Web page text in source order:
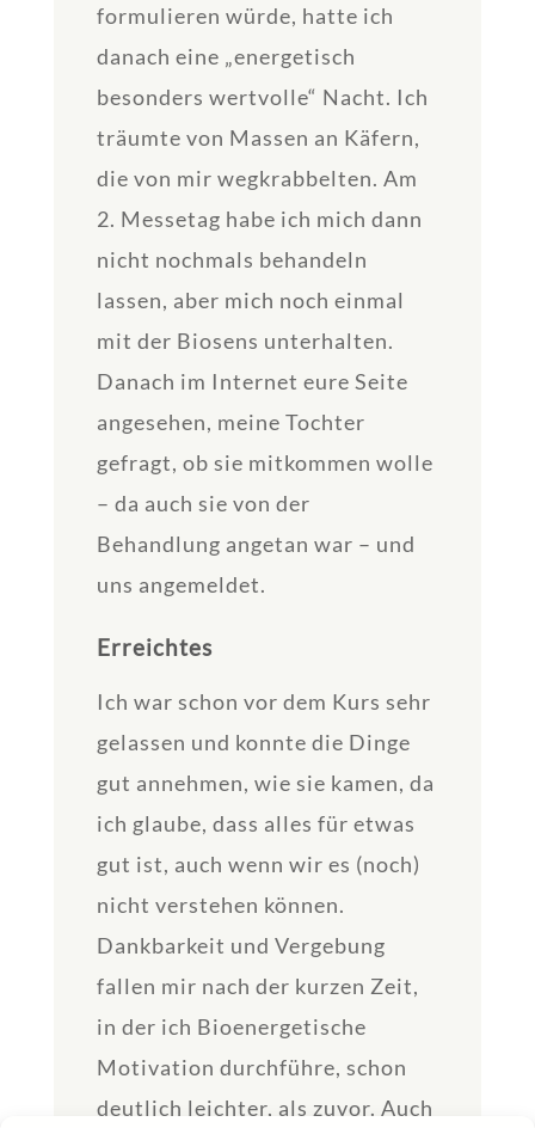
formulieren würde, hatte ich
danach eine „energetisch
besonders wertvolle“ Nacht. Ich
träumte von Massen an Käfern,
die von mir wegkrabbelten. Am
2. Messetag habe ich mich dann
nicht nochmals behandeln
lassen, aber mich noch einmal
mit der Biosens unterhalten.
Danach im Internet eure Seite
angesehen, meine Tochter
gefragt, ob sie mitkommen wolle
– da auch sie von der
Behandlung angetan war – und
uns angemeldet.
Erreichtes
Ich war schon vor dem Kurs sehr
gelassen und konnte die Dinge
gut annehmen, wie sie kamen, da
ich glaube, dass alles für etwas
gut ist, auch wenn wir es (noch)
nicht verstehen können.
Dankbarkeit und Vergebung
fallen mir nach der kurzen Zeit,
in der ich Bioenergetische
Motivation durchführe, schon
deutlich leichter, als zuvor. Auch